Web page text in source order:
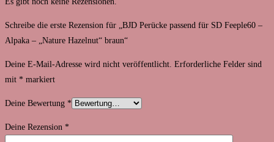
Schreibe die erste Rezension für „BJD Perücke passend für SD Feeple60 –
Alpaka – „Nature Hazelnut“ braun“
Deine E-Mail-Adresse wird nicht veröffentlicht. Erforderliche Felder sind
mit * markiert
Deine Bewertung *
Deine Rezension *